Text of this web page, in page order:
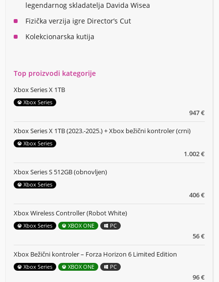
legendarnog skladatelja Davida Wisea
Fizička verzija igre Director’s Cut
Kolekcionarska kutija
Top proizvodi kategorije
947 €
Xbox Series X 1TB
Xbox Series
1.002 €
Xbox Series X 1TB (2023.-2025.) + Xbox bežični kontroler (crni)
Xbox Series
406 €
Xbox Series S 512GB (obnovljen)
Xbox Series
56 €
Xbox Wireless Controller (Robot White)
Xbox Series XBOX ONE PC
96 €
Xbox Bežični kontroler – Forza Horizon 6 Limited Edition
Xbox Series XBOX ONE PC